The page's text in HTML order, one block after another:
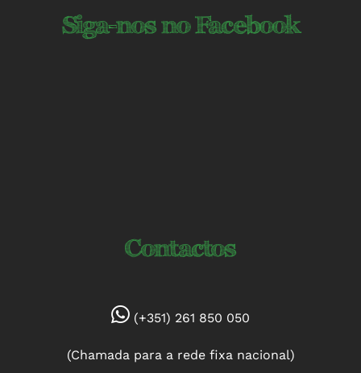
Siga-nos no Facebook
Contactos
(+351) 261 850 050
(Chamada para a rede fixa nacional)